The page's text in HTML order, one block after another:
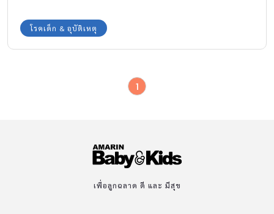
โรคเด็ก & อุบัติเหตุ
1
เพื่อลูกฉลาด ดี และ มีสุข